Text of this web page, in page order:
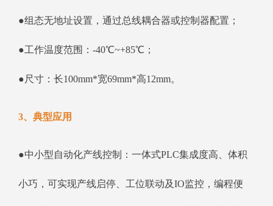
●组态无地址设置，通过总线耦合器或控制器配置；
●工作温度范围：-40℃~+85℃；
●尺寸：长100mm*宽69mm*高12mm。
3、典型应用
●中小型自动化产线控制：一体式PLC集成度高、体积
小巧，可实现产线启停、工位联动及IO监控，编程便